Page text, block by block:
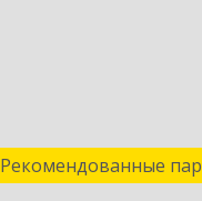
Рекомендованные